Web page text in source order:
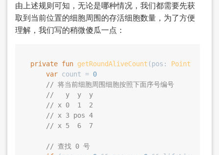
由上述规则可知，无论是哪种情况，我们都需要先获
取到当前位置的细胞周围的存活细胞数量，为了方便
理解，我们写的稍微傻瓜一点：
private fun getRoundAliveCount (pos: Point
var count = 0
// 将当前细胞周围细胞按照下面序号编号
//   y  y  y
// x 0  1  2
// x 3 pos 4
// x 5  6  7
// 查找 0 号